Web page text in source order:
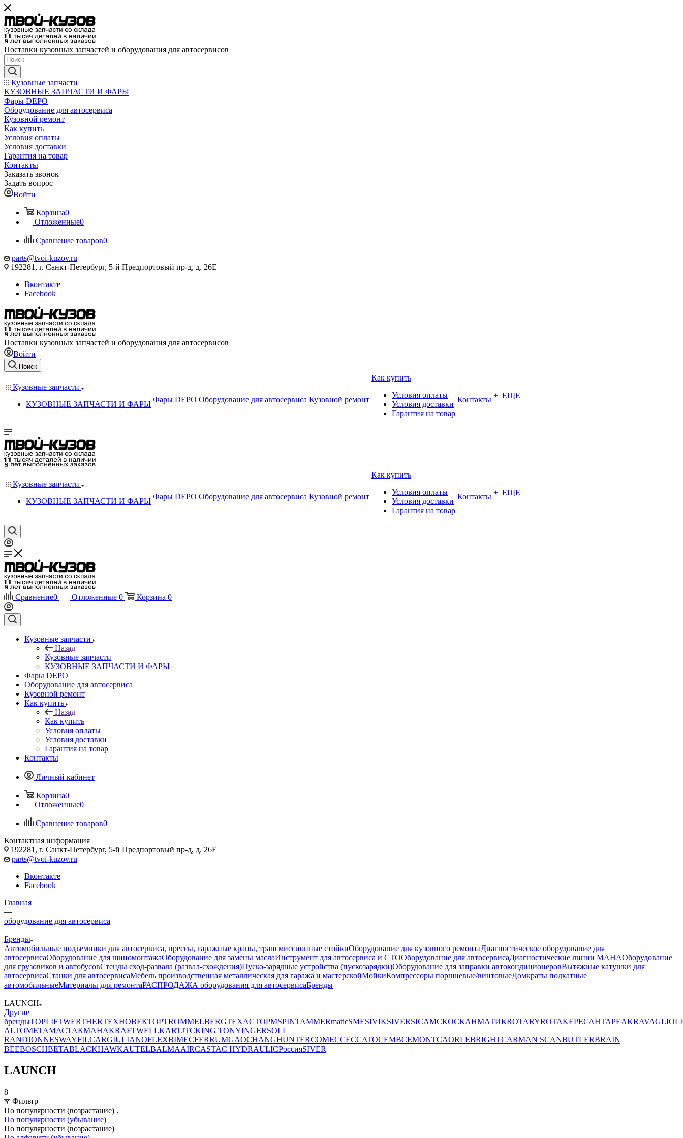
Поставки кузовных запчастей и оборудования для автосервисов
Кузовные запчасти
КУЗОВНЫЕ ЗАПЧАСТИ И ФАРЫ
Фары DEPO
Оборудование для автосервиса
Кузовной ремонт
Как купить
Условия оплаты
Условия доставки
Гарантия на товар
Контакты
Заказать звонок
Задать вопрос
Войти
Корзина0
Отложенные0
Сравнение товаров0
parts@tvoi-kuzov.ru
192281, г. Санкт-Петербург, 5-й Предпортовый пр-д, д. 26Е
Вконтакте
Facebook
Поставки кузовных запчастей и оборудования для автосервисов
Войти
Поиск
Кузовные запчасти
КУЗОВНЫЕ ЗАПЧАСТИ И ФАРЫ
Фары DEPO Оборудование для автосервиса Кузовной ремонт
Как купить
Условия оплаты
Условия доставки
Гарантия на товар
Контакты + ЕЩЕ
Кузовные запчасти
КУЗОВНЫЕ ЗАПЧАСТИ И ФАРЫ
Фары DEPO Оборудование для автосервиса Кузовной ремонт
Как купить
Условия оплаты
Условия доставки
Гарантия на товар
Контакты + ЕЩЕ
Сравнение0 Отложенные 0 Корзина 0
Кузовные запчасти
Назад
Кузовные запчасти
КУЗОВНЫЕ ЗАПЧАСТИ И ФАРЫ
Фары DEPO
Оборудование для автосервиса
Кузовной ремонт
Как купить
Назад
Как купить
Условия оплаты
Условия доставки
Гарантия на товар
Контакты
Личный кабинет
Корзина0
Отложенные0
Сравнение товаров0
Контактная информация
192281, г. Санкт-Петербург, 5-й Предпортовый пр-д, д. 26Е
parts@tvoi-kuzov.ru
Вконтакте
Facebook
Главная
—
оборудование для автосервиса
—
Бренды
Автомобильные подъемники для автосервиса, прессы, гаражные краны, трансмиссионные стойкиОборудование для кузовного ремонтаДиагностическое оборудование для
автосервисаОборудование для шиномонтажаОборудование для замены маслаИнструмент для автосервиса и СТООборудование для автосервисаДиагностические линии MAHAОборудование
для грузовиков и автобусовСтенды сход-развала (развал-схождения)Пуско-зарядные устройства (пускозарядки)Оборудование для заправки автокондиционеровВытяжные катушки для
автосервисаСтанки для автосервисаМебель производственная металлическая для гаража и мастерскойМойкиКомпрессоры поршневые/винтовыеДомкраты подкатные
автомобильныеМатериалы для ремонтаРАСПРОДАЖА оборудования для автосервисаБренды
—
LAUNCH
Другие
брендыTOPLIFTWERTHERТЕХНОВЕКТОРTROMMELBERGTEXAСТОРМSPINTAMMERmaticSMESIVIKSIVERSICAMСКОСКАНМАТИКROTARYROTAKEРЕСАНТАPEAKRAVAGLIOLI
ALTOМЕТАМАСТАКMAHAKRAFTWELLKARTJTCKING TONYINGERSOLL
RANDJONNESWAYFILCARGIULIANOFLEXBIMECFERRUMGAOCHANGHUNTERCOMECCECCATOCEMBCEMONTCAORLEBRIGHTCARMAN SCANBUTLERBRAIN
BEEBOSCHBETABLACKHAWKAUTELBALMAAIRCASTAC HYDRAULICРоссияSIVER
LAUNCH
8
Фильтр
По популярности (возрастание)
По популярности (убывание)
По популярности (возрастание)